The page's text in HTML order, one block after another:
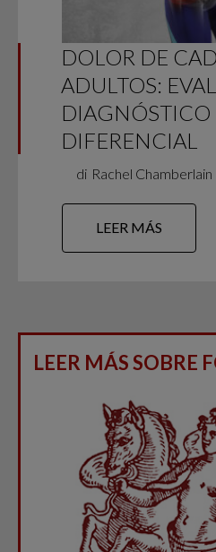
DOLOR DE
ADULTOS:
DIAGNÓSTICO
DIFERENCIAL
di Rachel Chamberlain
LEER MÁS
LEER MÁS SOBRE